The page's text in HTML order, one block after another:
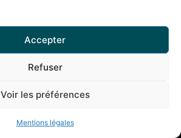
Accepter
Refuser
Voir les préférences
Mentions légales